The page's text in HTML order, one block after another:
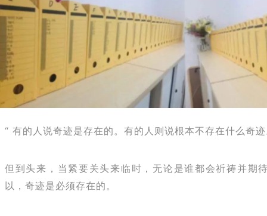
“ 有的人说奇迹是存在的。有的人则说根本不存在什么奇
但到头来，当紧要关头来临时，无论是谁都会祈祷并期
以，奇迹是必须存在的。